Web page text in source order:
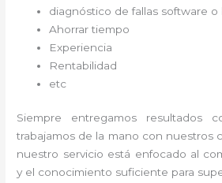
diagnóstico de fallas software o
Ahorrar tiempo
Experiencia
Rentabilidad
etc
Siempre entregamos resultados
trabajamos de la mano con nuestros
nuestro servicio está enfocado al
y el conocimiento suficiente para